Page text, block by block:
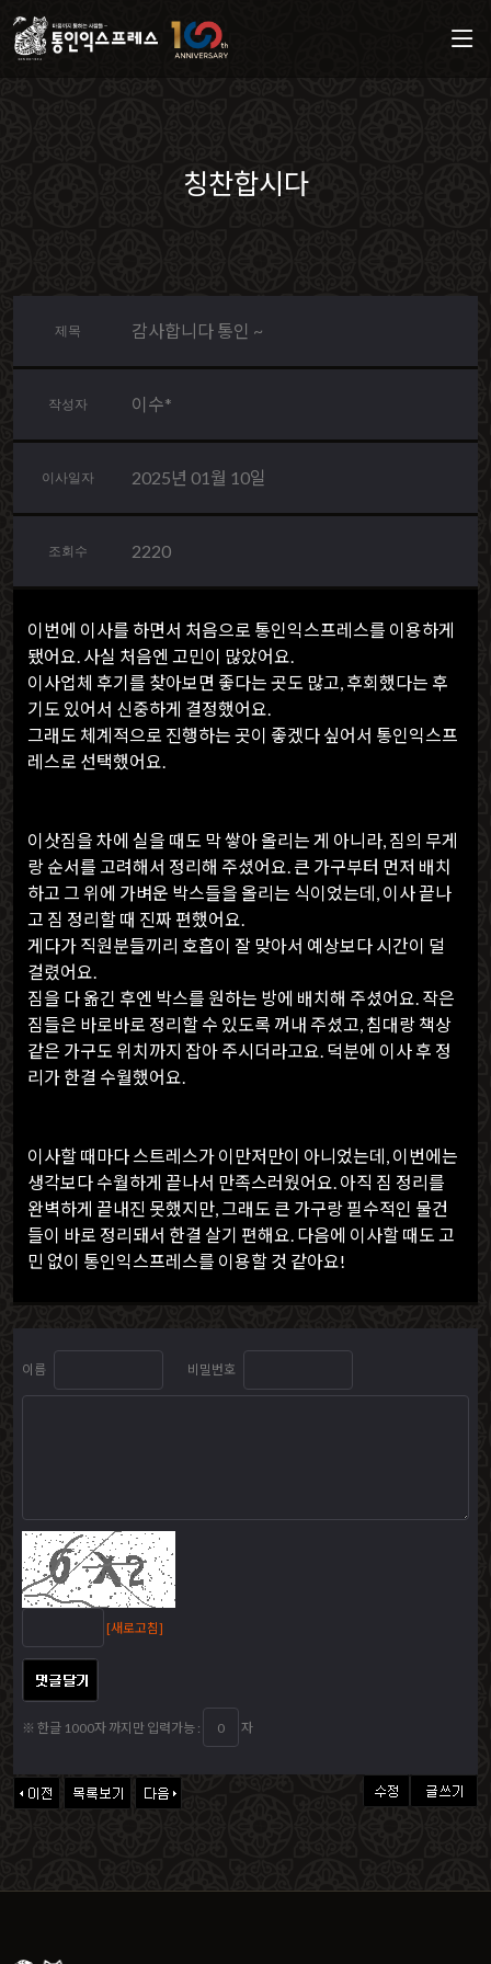
칭찬합시다
제목 감사합니다 통인 ~
작성자 이수*
이사일자 2025년 01월 10일
조회수 2220
이번에 이사를 하면서 처음으로 통인익스프레스를 이용하게
됐어요. 사실 처음엔 고민이 많았어요.
이사업체 후기를 찾아보면 좋다는 곳도 많고, 후회했다는 후
기도 있어서 신중하게 결정했어요.
그래도 체계적으로 진행하는 곳이 좋겠다 싶어서 통인익스프
레스로 선택했어요.
이삿짐을 차에 실을 때도 막 쌓아 올리는 게 아니라, 짐의 무게
랑 순서를 고려해서 정리해 주셨어요. 큰 가구부터 먼저 배치
하고 그 위에 가벼운 박스들을 올리는 식이었는데, 이사 끝나
고 짐 정리할 때 진짜 편했어요.
게다가 직원분들끼리 호흡이 잘 맞아서 예상보다 시간이 덜
걸렸어요.
짐을 다 옮긴 후엔 박스를 원하는 방에 배치해 주셨어요. 작은
짐들은 바로바로 정리할 수 있도록 꺼내 주셨고, 침대랑 책상
같은 가구도 위치까지 잡아 주시더라고요. 덕분에 이사 후 정
리가 한결 수월했어요.
이사할 때마다 스트레스가 이만저만이 아니었는데, 이번에는
생각보다 수월하게 끝나서 만족스러웠어요. 아직 짐 정리를
완벽하게 끝내진 못했지만, 그래도 큰 가구랑 필수적인 물건
들이 바로 정리돼서 한결 살기 편해요. 다음에 이사할 때도 고
민 없이 통인익스프레스를 이용할 것 같아요!
이름 비밀번호
[새로고침]
※ 한글 1000자 까지만 입력가능 : 자